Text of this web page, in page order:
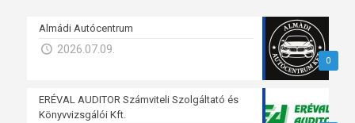
0
Almádi Autócentrum
2026.07.09.
ERÉVAL AUDITOR Számviteli Szolgáltató és
Könyvvizsgálói Kft.